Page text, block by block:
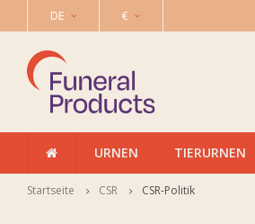
DE €
URNEN TIERURNEN
Startseite CSR CSR-Politik